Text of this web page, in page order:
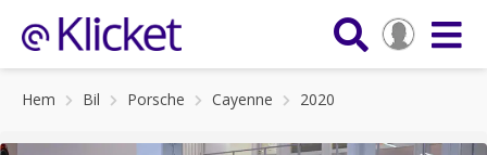
Hem Bil Porsche Cayenne 2020